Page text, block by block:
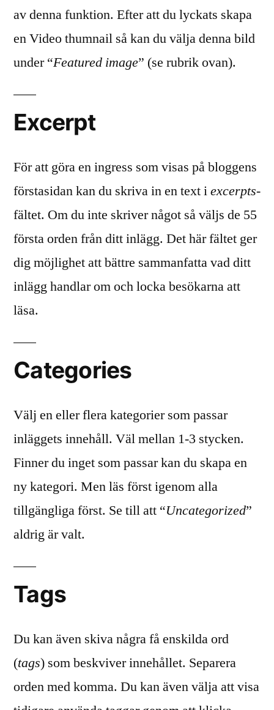
av denna funktion. Efter att du lyckats skapa
en Video thumnail så kan du välja denna bild
under “Featured image” (se rubrik ovan).
Excerpt
För att göra en ingress som visas på bloggens
förstasidan kan du skriva in en text iexcerpts-
fältet. Om du inte skriver något så väljs de 55
första orden från ditt inlägg. Det här fältet ger
dig möjlighet att bättre sammanfatta vad ditt
inlägg handlar om och locka besökarna att
läsa.
Categories
Välj en eller flera kategorier som passar
inläggets innehåll. Väl mellan 1-3 stycken.
Finner du inget som passar kan du skapa en
ny kategori. Men läs först igenom alla
tillgängliga först. Se till att “Uncategorized”
aldrig är valt.
Tags
Du kan även skiva några få enskilda ord
(tags) som beskviver innehållet. Separera
orden med komma. Du kan även välja att visa